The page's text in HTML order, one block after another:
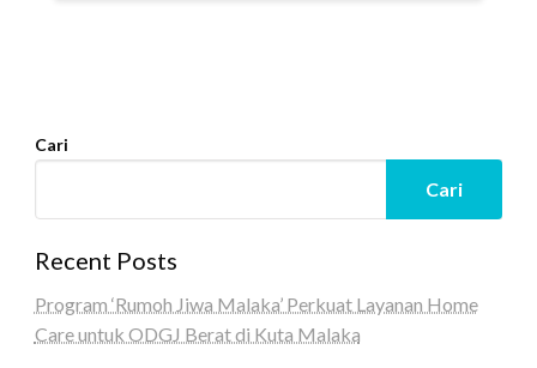
Cari
Cari
Recent Posts
Program ‘Rumoh Jiwa Malaka’ Perkuat Layanan Home
Care untuk ODGJ Berat di Kuta Malaka